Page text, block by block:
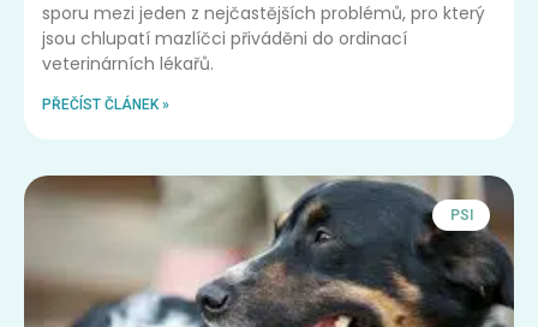
sporu mezi jeden z nejčastějších problémů, pro který
jsou chlupatí mazlíčci přiváděni do ordinací
veterinárních lékařů.
PŘEČÍST ČLÁNEK »
PSI